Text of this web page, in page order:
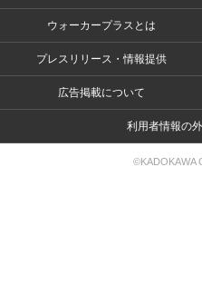
ウォーカープラスとは
プレスリリース・情報提供
広告掲載について
利用者情報の
©KADOKAWA